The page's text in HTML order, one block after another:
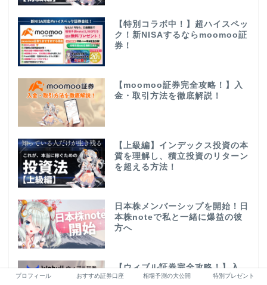
【特別コラボ中！】超ハイスペッ
ク！新NISAするならmoomoo証
券！
【moomoo証券完全攻略！】入
金・取引方法を徹底解説！
【上級編】インデックス投資の本
質を理解し、積立投資のリターン
を超える方法！
日本株メンバーシップを開始！日
本株noteで私と一緒に爆益の彼
方へ
【ウィブル証券完全攻略！】入
金・取引方法を徹底解説！
プロフィール おすすめ証券口座 相場予測の大公開 特別プレゼント